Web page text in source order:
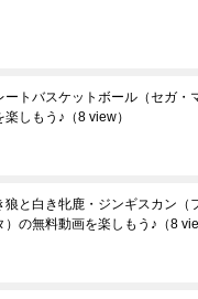
ートバスケットボール（セガ・
楽しもう♪ （8 view）
狼と白き牝鹿・ジンギスカン（
）の無料動画を楽しもう♪ （8